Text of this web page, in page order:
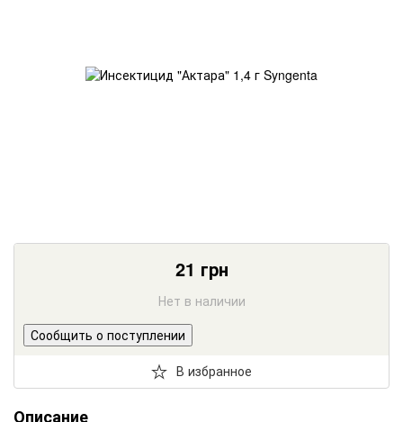
21 грн
Нет в наличии
Сообщить о поступлении
В избранное
Описание